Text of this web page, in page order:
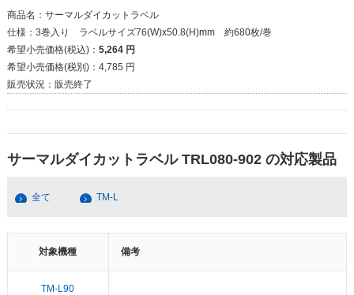
商品名： サーマルダイカットラベル
仕様： 3巻入り ラベルサイズ76(W)x50.8(H)mm 約680枚/巻
希望小売価格(税込)： 5,264 円
希望小売価格(税別)： 4,785 円
販売状況： 販売終了
サーマルダイカットラベル TRL080-902 の対応製品
全て TM-L
対象機種 備考
TM-L90